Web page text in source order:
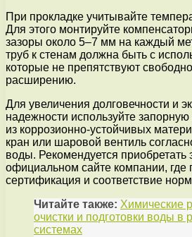
При прокладке учитывайте
Для этого монтируйте
зазоры около 5–7 мм на каждый
труб к стенам должна быть с
которые не препятствуют
расширению.
Для увеличения долговечности и
надежности используйте
из коррозионно-устойчивых
кран или шаровой вентиль
воды. Рекомендуется приобретать
официальном сайте компании, где
сертификация и соответствие
Читайте также: Химические
очистки и подготовки воды в
системах